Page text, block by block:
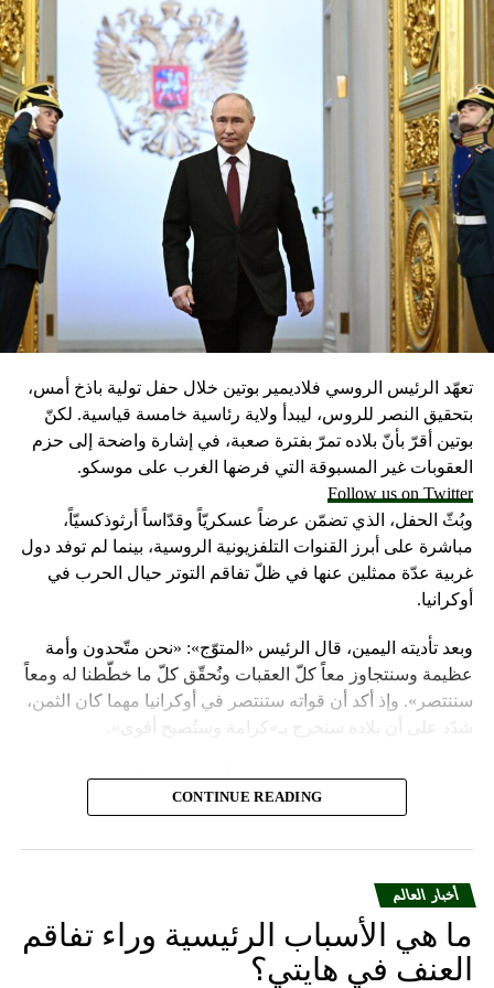
تعهّد الرئيس الروسي فلاديمير بوتين خلال حفل تولية باذخ أمس،
بتحقيق النصر للروس، ليبدأ ولاية رئاسية خامسة قياسية. لكنّ
بوتين أقرّ بأنّ بلاده تمرّ بفترة صعبة، في إشارة واضحة إلى حزم
العقوبات غير المسبوقة التي فرضها الغرب على موسكو.
Follow us on Twitter
وبُثّ الحفل، الذي تضمّن عرضاً عسكريّاً وقدّاساً أرثوذكسيّاً،
مباشرة على أبرز القنوات التلفزيونية الروسية، بينما لم توفد دول
غربية عدّة ممثلين عنها في ظلّ تفاقم التوتر حيال الحرب في
أوكرانيا.
وبعد تأديته اليمين، قال الرئيس «المتوّج»: «نحن متّحدون وأمة
عظيمة وسنتجاوز معاً كلّ العقبات ونُحقّق كلّ ما خطّطنا له ومعاً
سننتصر». وإذ أكد أن قواته ستنتصر في أوكرانيا مهما كان الثمن،
شدّد على أن بلاده ستخرج بـ»كرامة وستُصبح أقوى».
واعتبر «القيصر» من قاعة «سانت أندروز» في الكرملين، حيث
استُقبل بتصفيق حار من المسؤولين الروس وأبرز الشخصيات
هائل ومسؤولية ومهمّة مقدّسة».
وبعدما وقف بمفرده تحت المطر بينما شاهد عرضاً عسكريّاً،
باركه رئيس الكنيسة الأرثوذكسية الروسية البطريرك كيريل الذي
قال: «فليكن الله في عونك لمواصلة المهمّة التي سخّرك لها»،
مشبّهاً بوتين بالحاكم في العصور الوسطى ألكسندر نيفسكي
CONTINUE READING
أخبار العالم
ما هي الأسباب الرئيسية وراء تفاقم
العنف في هايتي؟